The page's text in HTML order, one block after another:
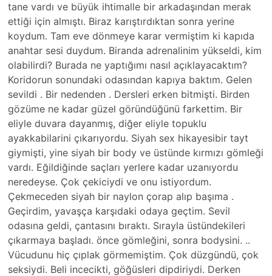
tane vardı ve büyük ihtimalle bir arkadaşından merak
ettiği için almıştı. Biraz karıştırdıktan sonra yerine
koydum. Tam eve dönmeye karar vermiştim ki kapıda
anahtar sesi duydum. Biranda adrenalinim yükseldi, kim
olabilirdi? Burada ne yaptığımı nasıl açıklayacaktım?
Koridorun sonundaki odasından kapıya baktım. Gelen
sevildi . Bir nedenden . Dersleri erken bitmişti. Birden
gözüme ne kadar güzel göründüğünü farkettim. Bir
eliyle duvara dayanmış, diğer eliyle topuklu
ayakkabilarini çıkarıyordu. Siyah sex hikayesibir tayt
giymişti, yine siyah bir body ve üstünde kırmızı gömleği
vardı. Eğildiğinde saçları yerlere kadar uzanıyordu
neredeyse. Çok çekiciydi ve onu istiyordum.
Çekmeceden siyah bir naylon çorap alıp başıma .
Geçirdim, yavaşça karşıdaki odaya geçtim. Sevil
odasına geldi, çantasını bıraktı. Sırayla üstündekileri
çıkarmaya başladı. önce gömleğini, sonra bodysini. ..
Vücudunu hiç çıplak görmemiştim. Çok düzgündü, çok
seksiydi. Beli incecikti, göğüsleri dipdiriydi. Derken